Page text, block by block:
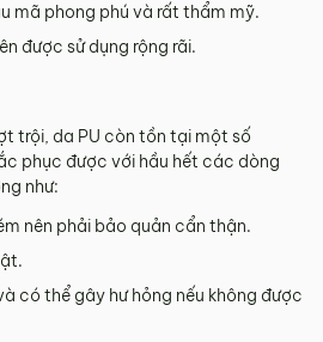
mã phong phú và rất thẩm mỹ.
được sử dụng rộng rãi.
trội, da PU còn tồn tại một số
phục được với hầu hết các dòng
như:
nên phải bảo quản cẩn thận.
có thể gây hư hỏng nếu không được